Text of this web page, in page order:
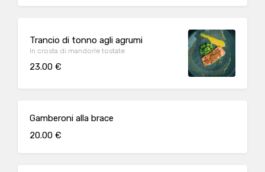
Trancio di tonno agli agrumi
In crosta di mandorle tostate
23.00 €
Gamberoni alla brace
20.00 €